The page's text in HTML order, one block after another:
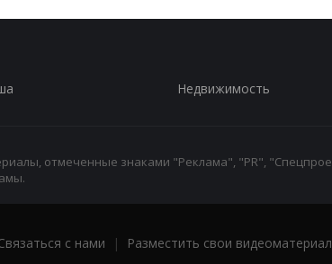
Недвижимость
отмеченные знаками "Реклама", "PR",
с нами | Разместить свои